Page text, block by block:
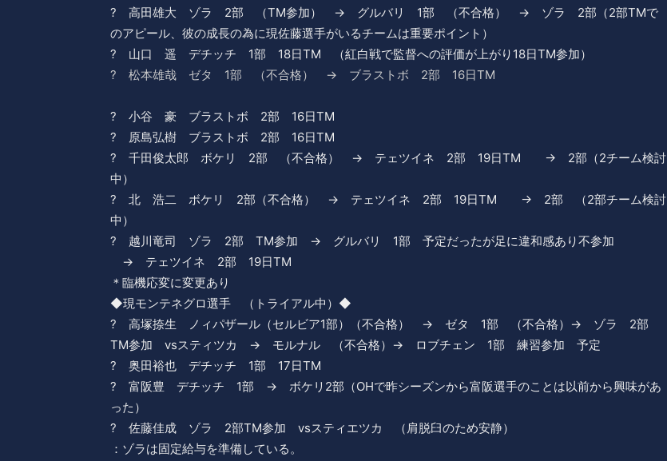
? 高田雄大 ゾラ 2部 （TM参加） → グルバリ 1部 （不合格） → ゾラ 2部（2部TMで
のアピール、彼の成長の為に現佐藤選手がいるチームは重要ポイント）
? 山口 遥 デチッチ 1部 18日TM （紅白戦で監督への評価が上がり18日TM参加）
? 松本雄哉 ゼタ 1部 （不合格） → ブラストボ 2部 16日TM
? 小谷 豪 ブラストボ 2部 16日TM
? 原島弘樹 ブラストボ 2部 16日TM
? 千田俊太郎 ボケリ 2部 （不合格） → テェツイネ 2部 19日TM → 2部（2チーム検討
中）
? 北 浩二 ボケリ 2部（不合格） → テェツイネ 2部 19日TM → 2部 （2部チーム検討
中）
? 越川竜司 ゾラ 2部 TM参加 → グルバリ 1部 予定だったが足に違和感あり不参加
→ テェツイネ 2部 19日TM
＊臨機応変に変更あり
◆現モンテネグロ選手 （トライアル中）◆
? 高塚捺生 ノィパザール（セルビア1部）（不合格） → ゼタ 1部 （不合格）→ ゾラ 2部
TM参加 vsスティツカ → モルナル （不合格）→ ロブチェン 1部 練習参加 予定
? 奥田裕也 デチッチ 1部 17日TM
? 富阪豊 デチッチ 1部 → ボケリ2部（OHで昨シーズンから富阪選手のことは以前から興味があ
った）
? 佐藤佳成 ゾラ 2部TM参加 vsスティエツカ （肩脱臼のため安静）
：ゾラは固定給与を準備している。